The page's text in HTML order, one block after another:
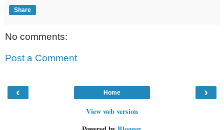
Share
No comments:
Post a Comment
‹ ›
Home
View web version